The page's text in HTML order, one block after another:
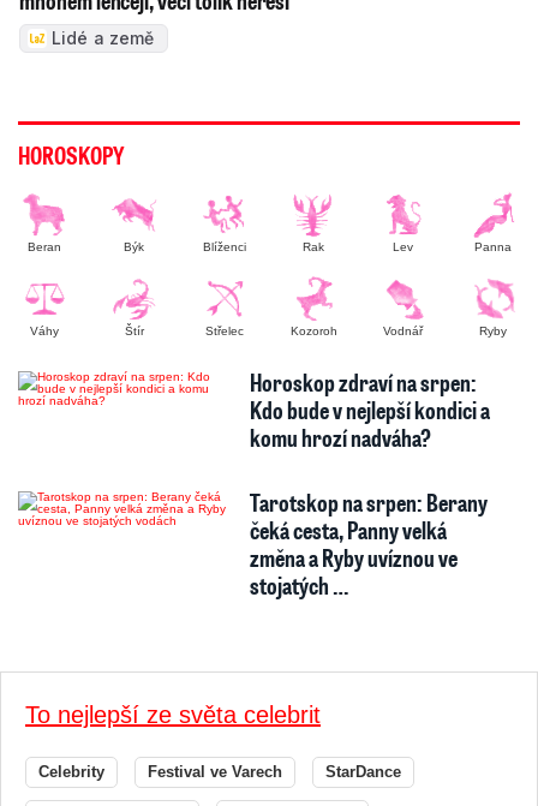
Lidé a země
HOROSKOPY
Beran Býk Blíženci Rak Lev Panna
Váhy Štír Střelec Kozoroh Vodnář Ryby
Horoskop zdraví na srpen:
Kdo bude v nejlepší kondici a
komu hrozí nadváha?
Tarotskop na srpen: Berany
čeká cesta, Panny velká
změna a Ryby uvíznou ve
stojatých …
To nejlepší ze světa celebrit
Celebrity Festival ve Varech StarDance